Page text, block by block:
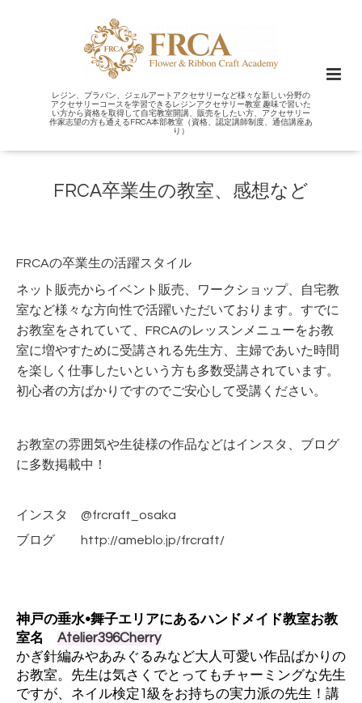
レジン、プラバン、ジェルアートアクセサリーなど様々な新しい分野の
アクセサリーコースを学習できるレジンアクセサリー教室 趣味で習いた
い方から資格を取得して自宅教室開講、販売をしたい方、アクセサリー
作家志望の方も通えるFRCA本部教室（資格、認定講師制度、通信講座あ
り）
FRCA卒業生の教室、感想など
FRCAの卒業生の活躍スタイル
ネット販売からイベント販売、ワークショップ、自宅教
室など様々な方向性で活躍いただいております。すでに
お教室をされていて、FRCAのレッスンメニューをお教
室に増やすために受講される先生方、主婦であいた時間
を楽しく仕事したいという方も多数受講されています。
初心者の方ばかりですのでご安心して受講ください。
お教室の雰囲気や生徒様の作品などはインスタ、ブログ
に多数掲載中！
インスタ @frcraft_osaka
ブログ
http://ameblo.jp/frcraft/
神戸の垂水•舞子エリアにあるハンドメイド教室お教
室名 Atelier396Cherry
かぎ針編みやあみぐるみなど大人可愛い作品ばかりの
お教室。先生は気さくでとってもチャーミングな先生
ですが、ネイル検定1級をお持ちの実力派の先生！講